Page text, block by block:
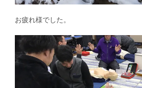
お疲れ様でした。